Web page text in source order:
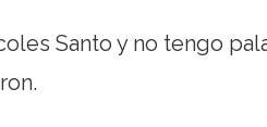
Santo y no tengo